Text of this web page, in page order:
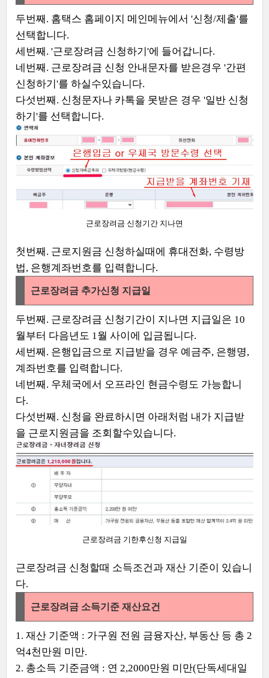
두번째. 홈택스 홈페이지 메인메뉴에서 '신청/제출'를
선택합니다.
세번째. '근로장려금 신청하기'에 들어갑니다.
네번째. 근로장려금 신청 안내문자를 받은경우 '간편
신청하기'를 하실수있습니다.
다섯번째. 신청문자나 카톡을 못받은 경우 '일반 신청
하기'를 선택합니다.
근로장려금 신청기간 지나면
첫번째. 근로지원금 신청하실때에 휴대전화, 수령방
법, 은행계좌번호를 입력합니다.
근로장려금 추가신청 지급일
두번째. 근로장려금 신청기간이 지나면 지급일은 10
월부터 다음년도 1월 사이에 입금됩니다.
세번째. 은행입금으로 지급받을 경우 예금주, 은행명,
계좌번호를 입력합니다.
네번째. 우체국에서 오프라인 현금수령도 가능합니
다.
다섯번째. 신청을 완료하시면 아래처럼 내가 지급받
을 근로지원금을 조회할수있습니다.
근로장려금 기한후신청 지급일
근로장려금 신청할때 소득조건과 재산 기준이 있습니
다.
근로장려금 소득기준 재산요건
1. 재산 기준액 : 가구원 전원 금융자산, 부동산 등 총 2
억4천만원 미만.
2. 총소득 기준금액 : 연 2,2000만원 미만(단독세대일